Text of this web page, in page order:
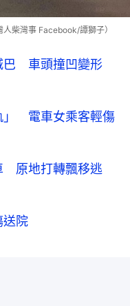
柴灣事 Facebook/譚獅子）
巴 車頭撞凹變形
」 電車女乘客輕傷
原地打轉飄移逃
院